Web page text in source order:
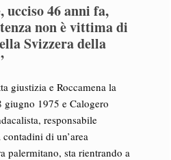
ucciso 46 anni fa,
non è vittima di
Svizzera della
giustizia e Roccamena la
giugno 1975 e Calogero
responsabile
contadini di un’area
palermitano, sta rientrando a